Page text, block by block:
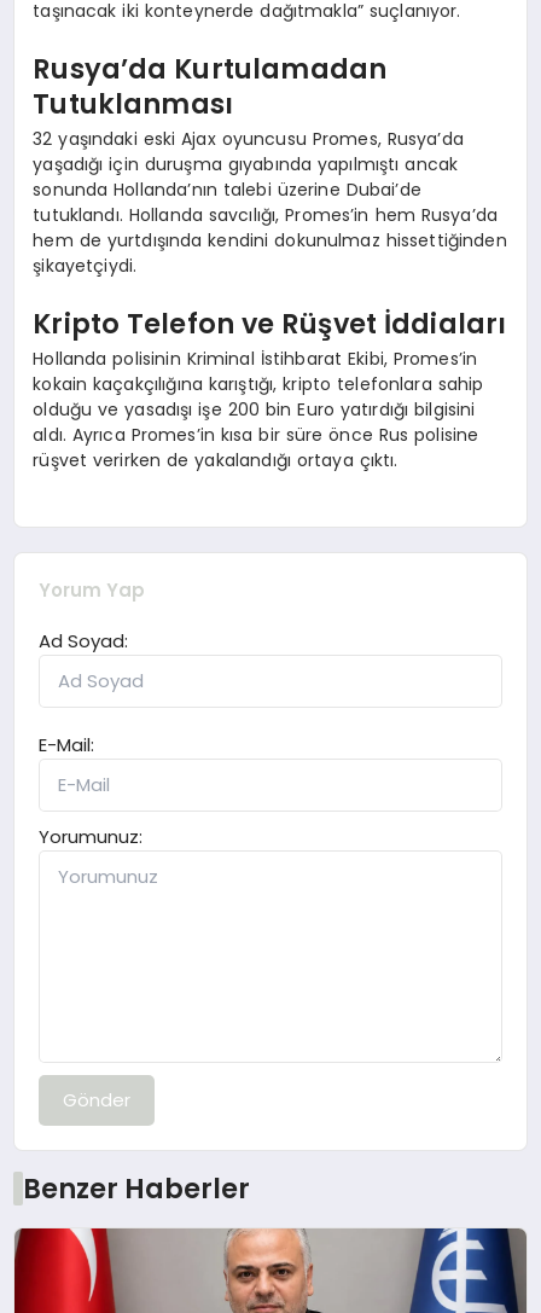
taşınacak iki konteynerde dağıtmakla” suçlanıyor.
Rusya’da Kurtulamadan
Tutuklanması
32 yaşındaki eski Ajax oyuncusu Promes, Rusya’da
yaşadığı için duruşma gıyabında yapılmıştı ancak
sonunda Hollanda’nın talebi üzerine Dubai’de
tutuklandı. Hollanda savcılığı, Promes’in hem Rusya’da
hem de yurtdışında kendini dokunulmaz hissettiğinden
şikayetçiydi.
Kripto Telefon ve Rüşvet İddiaları
Hollanda polisinin Kriminal İstihbarat Ekibi, Promes’in
kokain kaçakçılığına karıştığı, kripto telefonlara sahip
olduğu ve yasadışı işe 200 bin Euro yatırdığı bilgisini
aldı. Ayrıca Promes’in kısa bir süre önce Rus polisine
rüşvet verirken de yakalandığı ortaya çıktı.
Yorum Yap
Ad Soyad:
E-Mail:
Yorumunuz:
Gönder
Benzer Haberler